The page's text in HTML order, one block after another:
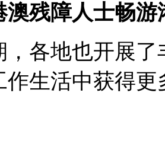
澳残障人士畅游
地也开展了
作生活中获得更